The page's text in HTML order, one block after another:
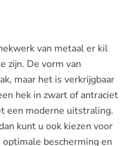
van metaal er kil
zijn. De vorm van
maar het is verkrijgbaar
hek in zwart of antraciet
een moderne uitstraling.
kunt u ook kiezen voor
bescherming en